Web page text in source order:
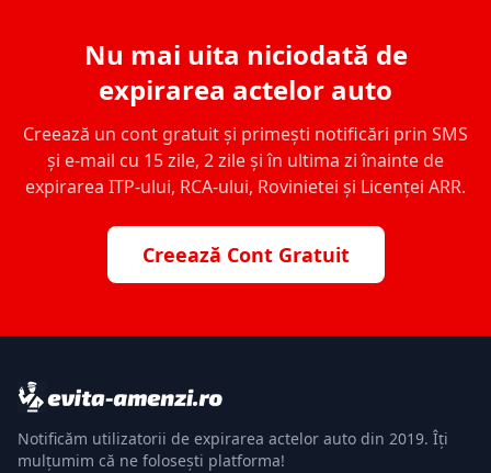
Nu mai uita niciodată de
expirarea actelor auto
Creează un cont gratuit și primești notificări prin SMS
și e-mail cu 15 zile, 2 zile și în ultima zi înainte de
expirarea ITP-ului, RCA-ului, Rovinietei și Licenței ARR.
Creează Cont Gratuit
Notificăm utilizatorii de expirarea actelor auto din 2019. Îți
mulțumim că ne folosești platforma!